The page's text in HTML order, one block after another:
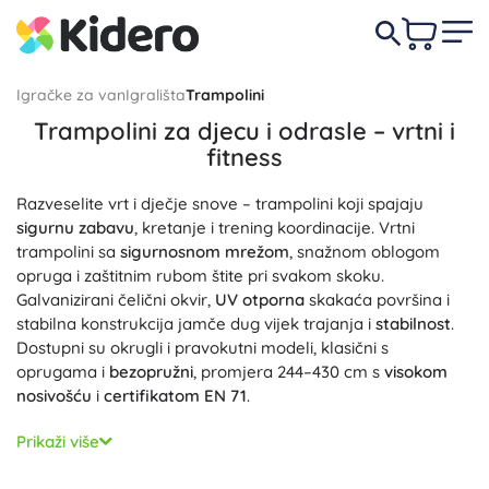
Igračke za vanIgralištaTrampolini
Trampolini za djecu i odrasle – vrtni i
fitness
Razveselite vrt i dječje snove – trampolini koji spajaju
sigurnu zabavu, kretanje i trening koordinacije. Vrtni
trampolini sa sigurnosnom mrežom, snažnom oblogom
opruga i zaštitnim rubom štite pri svakom skoku.
Galvanizirani čelični okvir, UV otporna skakaća površina i
stabilna konstrukcija jamče dug vijek trajanja i stabilnost.
Dostupni su okrugli i pravokutni modeli, klasični s
oprugama i bezopružni, promjera 244–430 cm s visokom
nosivošću i certifikatom EN 71.
Skakanje na trampolinu jača core, poboljšava ravnotežu i
koordinaciju te pomaže
Prikaži više